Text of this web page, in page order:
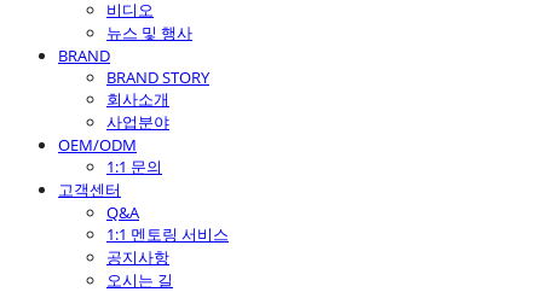
비디오
뉴스 및 행사
BRAND
BRAND STORY
회사소개
사업분야
OEM/ODM
1:1 문의
고객센터
Q&A
1:1 멘토링 서비스
공지사항
오시는 길